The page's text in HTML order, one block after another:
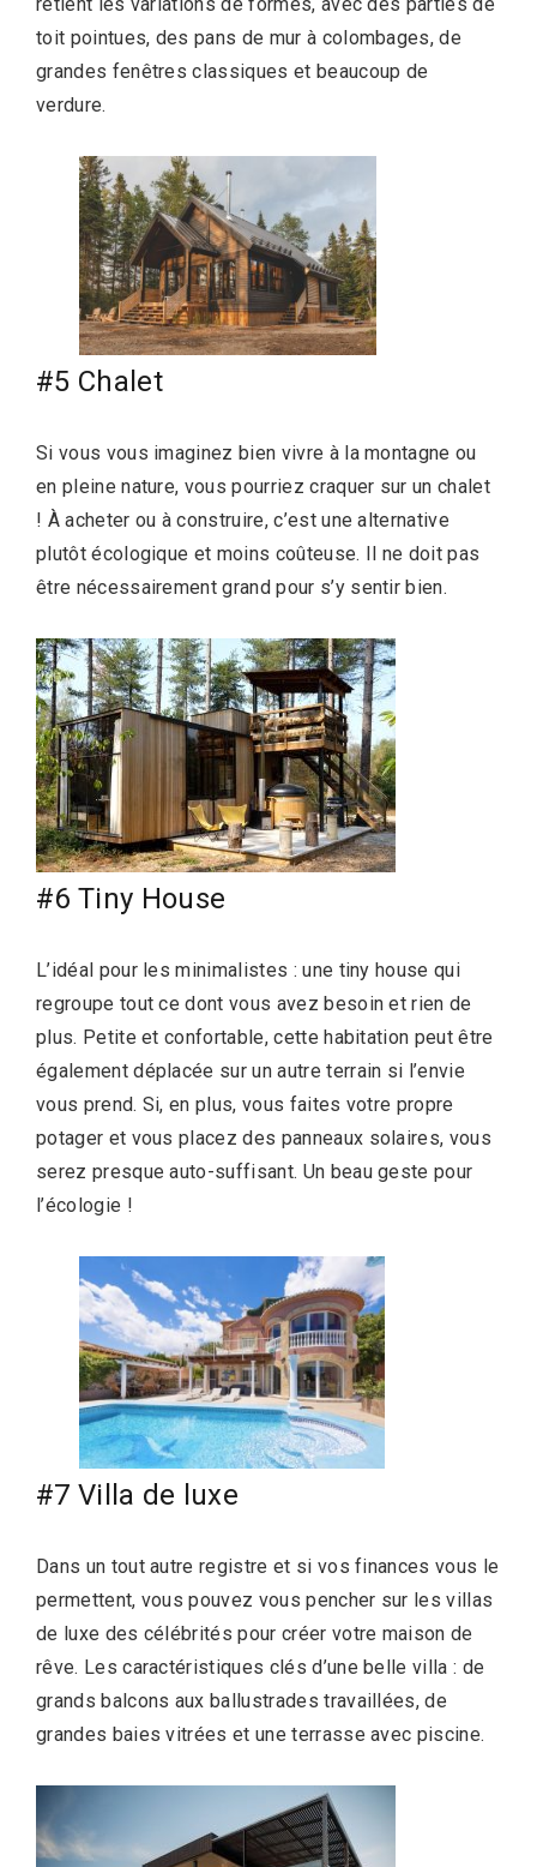
retient les variations de formes, avec des parties de
toit pointues, des pans de mur à colombages, de
grandes fenêtres classiques et beaucoup de
verdure.
#5 Chalet
Si vous vous imaginez bien vivre à la montagne ou
en pleine nature, vous pourriez craquer sur un chalet
! À acheter ou à construire, c’est une alternative
plutôt écologique et moins coûteuse. Il ne doit pas
être nécessairement grand pour s’y sentir bien.
#6 Tiny House
L’idéal pour les minimalistes : une tiny house qui
regroupe tout ce dont vous avez besoin et rien de
plus. Petite et confortable, cette habitation peut être
également déplacée sur un autre terrain si l’envie
vous prend. Si, en plus, vous faites votre propre
potager et vous placez des panneaux solaires, vous
serez presque auto-suffisant. Un beau geste pour
l’écologie !
#7 Villa de luxe
Dans un tout autre registre et si vos finances vous le
permettent, vous pouvez vous pencher sur les villas
de luxe des célébrités pour créer votre maison de
rêve. Les caractéristiques clés d’une belle villa : de
grands balcons aux ballustrades travaillées, de
grandes baies vitrées et une terrasse avec piscine.